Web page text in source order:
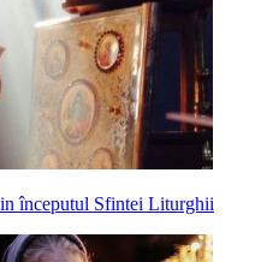
începutul Sfintei Liturghii